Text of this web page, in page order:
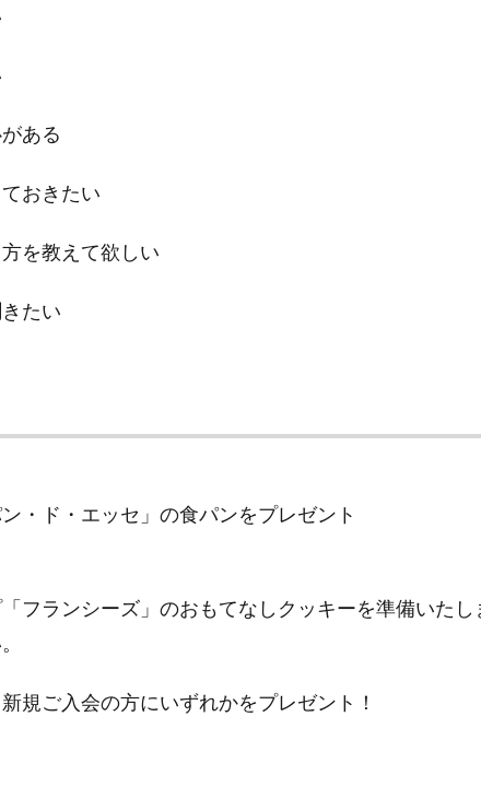
ある
おきたい
を教えて欲しい
たい
・ド・エッセ」の食パンをプレゼント
フランシーズ」のおもてなしクッキーを準備いたし
規ご入会の方にいずれかをプレゼント！